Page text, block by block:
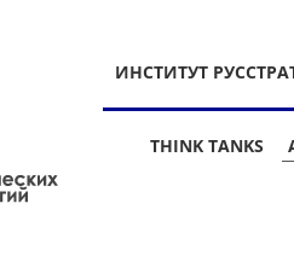
ИНСТИТУТ
THINK TANKS